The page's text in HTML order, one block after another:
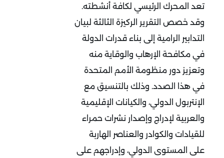
تعد المحرك الرئيسي لكافة أنشطته.
وقد خصص التقرير الركيزة الثالثة لبيان
التدابير الرامية إلى بناء قدرات الدولة
في مكافحة الإرهاب والوقاية منه
وتعزيز دور منظومة الأمم المتحدة
في هذا الصدد. وذلك بالتنسيق مع
الإنتربول الدولي، والكيانات الإقليمية
والعربية لإدراج وإصدار نشرات حمراء
للقيادات والكوادر والعناصر الهاربة
على المستوى الدولي، وإدراجهم على